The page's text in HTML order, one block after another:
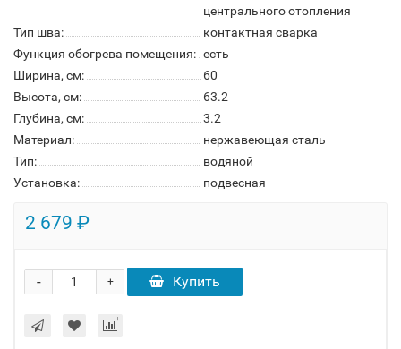
центрального отопления
Тип шва:
контактная сварка
Функция обогрева помещения: есть
Ширина, см:
60
Высота, см:
63.2
Глубина, см:
3.2
Материал:
нержавеющая сталь
Тип:
водяной
Установка:
подвесная
2 679 ₽
+
- Купить